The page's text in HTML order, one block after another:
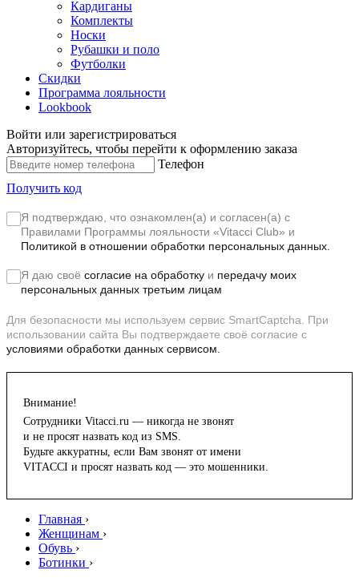
Кардиганы
Комплекты
Носки
Рубашки и поло
Футболки
Скидки
Программа лояльности
Lookbook
Войти или зарегистрироваться
Авторизуйтесь, чтобы перейти к оформлению заказа
Телефон
Получить код
Я подтверждаю, что ознакомлен(а) и согласен(а) с
Правилами Программы лояльности «Vitacci Club» и
Политикой в отношении обработки персональных данных.
Я даю своё согласие на обработку и передачу моих
персональных данных третьим лицам
Для безопасности мы используем сервис SmartCaptcha. При
использовании сайта Вы подтверждаете своё согласие с
условиями обработки данных сервисом.
Внимание!
Сотрудники Vitacci.ru — никогда не звонят
и не просят назвать код из SMS.
Будьте аккуратны, если Вам звонят от имени
VITACCI и просят назвать код — это мошенники.
Главная ›
Женщинам ›
Обувь ›
Ботинки ›